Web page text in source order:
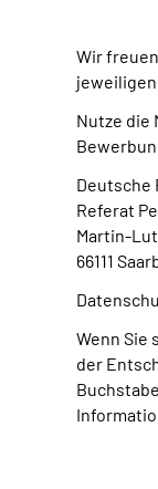
Wir
Nutze die
Deutsche
Referat
Martin-
66111
Wenn Sie
der